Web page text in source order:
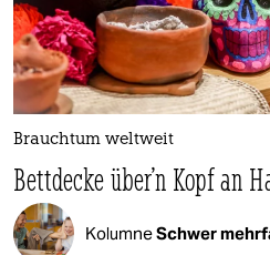
Brauchtum weltweit
Bettdecke über'n Kopf an
KolumneSchwer